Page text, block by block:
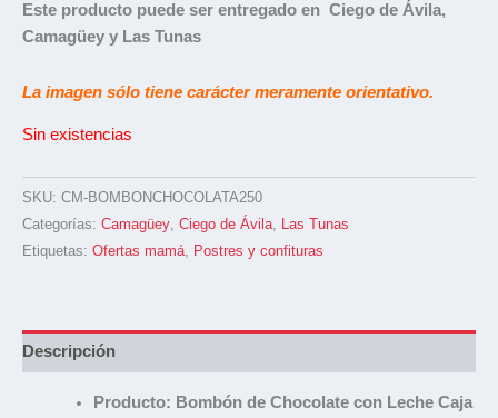
Este producto puede ser entregado en Ciego de Ávila,
Camagüey y Las Tunas
La imagen sólo tiene carácter meramente orientativo.
Sin existencias
SKU: CM-BOMBONCHOCOLATA250
Categorías: Camagüey, Ciego de Ávila, Las Tunas
Etiquetas: Ofertas mamá, Postres y confituras
Descripción
Producto: Bombón de Chocolate con Leche Caja